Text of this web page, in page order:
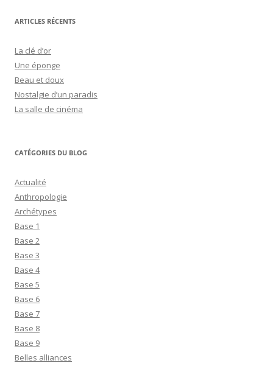
ARTICLES RÉCENTS
La clé d’or
Une éponge
Beau et doux
Nostalgie d’un paradis
La salle de cinéma
CATÉGORIES DU BLOG
Actualité
Anthropologie
Archétypes
Base 1
Base 2
Base 3
Base 4
Base 5
Base 6
Base 7
Base 8
Base 9
Belles alliances